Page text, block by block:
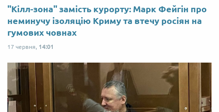
"Кілл-зона" замість курорту: Марк Фейгін про
неминучу ізоляцію Криму та втечу росіян на
гумових човнах
17 червня, 14:01